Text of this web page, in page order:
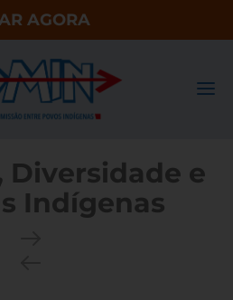
AGORA
Diversidade e
Indígenas